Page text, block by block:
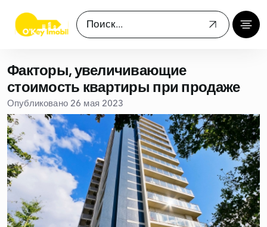
Факторы, увеличивающие
стоимость квартиры при продаже
Опубликовано 26 мая 2023